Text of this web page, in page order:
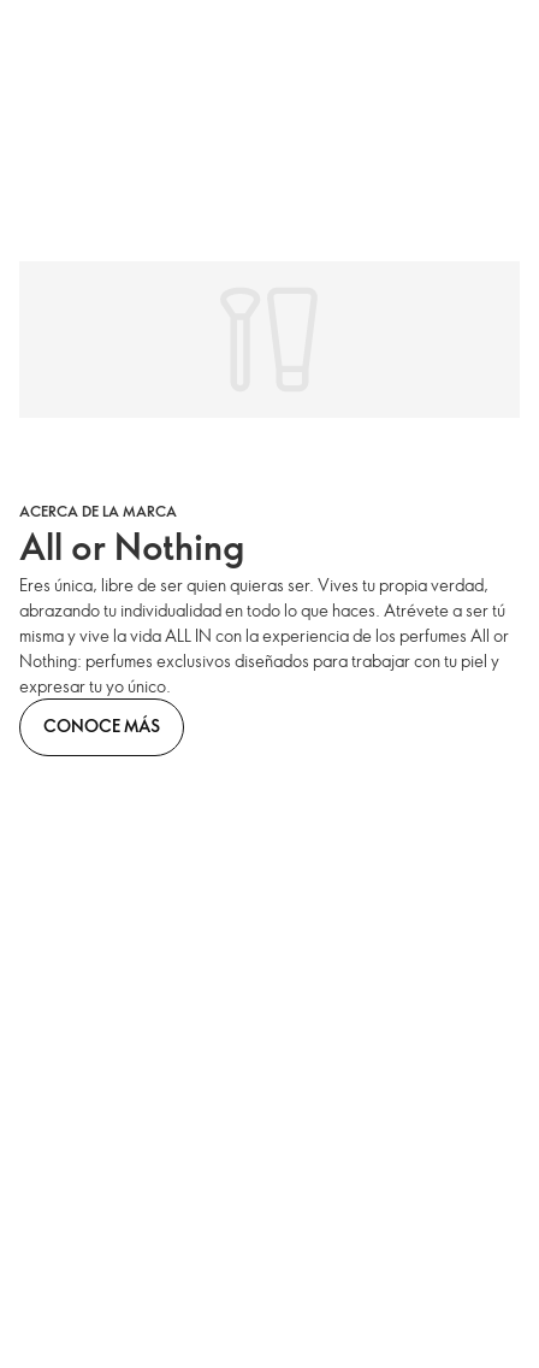
ACERCA DE LA MARCA
All or Nothing
Eres única, libre de ser quien quieras ser. Vives tu propia verdad,
abrazando tu individualidad en todo lo que haces. Atrévete a ser tú
misma y vive la vida ALL IN con la experiencia de los perfumes All or
Nothing: perfumes exclusivos diseñados para trabajar con tu piel y
expresar tu yo único.
CONOCE MÁS